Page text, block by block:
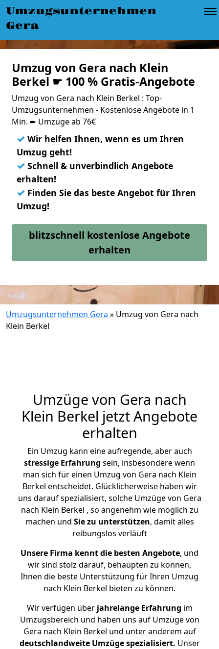
Umzugsunternehmen
Gera
Umzug von Gera nach Klein
Berkel ☛ 100 % Gratis-Angebote
Umzug von Gera nach Klein Berkel : Top-
Umzugsunternehmen - Kostenlose Angebote in 1
Min. ➨ Umzüge ab 76€
✓ Wir helfen Ihnen, wenn es um Ihren
Umzug geht!
✓ Schnell & unverbindlich Angebote
erhalten!
✓ Finden Sie das beste Angebot für Ihren
Umzug!
blitzschnell kostenlose Angebote
erhalten
Umzugsunternehmen Gera » Umzug von Gera nach
Klein Berkel
Umzüge von Gera nach
Klein Berkel jetzt Angebote
erhalten
Ein Umzug kann eine aufregende, aber auch
stressige Erfahrung sein, insbesondere wenn
man sich für einen Umzug von Gera nach Klein
Berkel entscheidet. Glücklicherweise haben wir
uns darauf spezialisiert, solche Umzüge von Gera
nach Klein Berkel , so angenehm wie möglich zu
machen und Sie zu unterstützen, damit alles
reibungslos verläuft
Unsere Firma kennt die besten Angebote, und
wir sind stolz darauf, behaupten zu können,
Ihnen die beste Unterstützung für Ihren Umzug
nach Klein Berkel bieten zu können.
Wir verfügen überjahrelange Erfahrung im
Umzugsbereich und haben uns auf Umzüge von
Gera nach Klein Berkel und unter anderem auf
deutschlandweite Umzüge spezialisiert. Unser